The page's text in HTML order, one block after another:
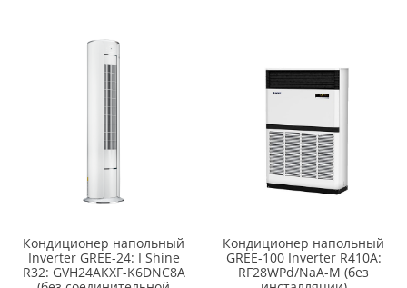
Кондиционер напольный
Inverter GREE-24: I Shine
R32: GVH24AKXF-K6DNC8A
Кондиционер напольный
GREE-100 Inverter R410A:
RF28WPd/NaA-M (без